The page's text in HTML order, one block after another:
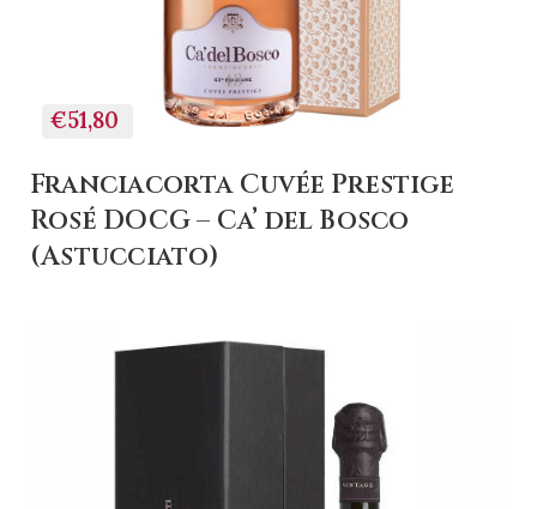
€51,80
Franciacorta Cuvée Prestige
Rosé DOCG – Ca’ del Bosco
(Astucciato)